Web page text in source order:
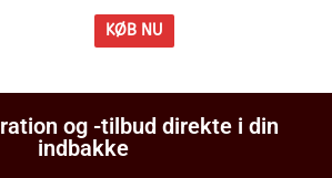
KØB NU
og -tilbud direkte i din
indbakke